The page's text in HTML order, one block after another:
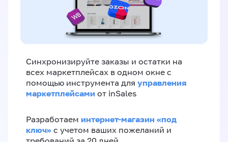
Синхронизируйте заказы и остатки на
всех маркетплейсах в одном окне с
помощью инструмента для управления
маркетплейсами от inSales
Разработаем интернет-магазин «‎под
ключ»‎ с учетом ваших пожеланий и